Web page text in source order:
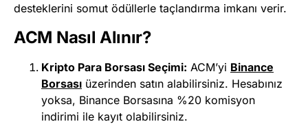
desteklerini somut ödüllerle taçlandırma imkanı verir​.
ACM Nasıl Alınır?
Kripto Para Borsası Seçimi: ACM’yi Binance
Borsası üzerinden satın alabilirsiniz. Hesabınız
yoksa, Binance Borsasına %20 komisyon
indirimi ile kayıt olabilirsiniz.